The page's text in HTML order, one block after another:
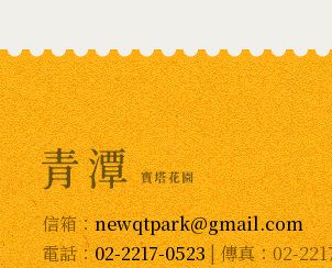
信箱：newqtpark@gmail.com
電話：02-2217-0523| 傳真：02-